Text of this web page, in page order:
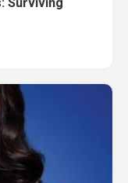
Surviving